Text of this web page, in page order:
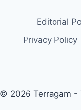
Editorial
Privacy Policy
© 2026 Terragam -